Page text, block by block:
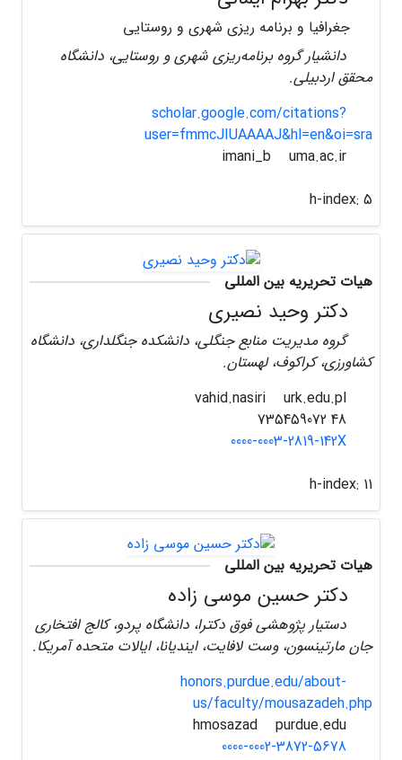
جغرافیا و برنامه ریزی شهری و روستایی
دانشیار گروه برنامه‌ریزی شهری و روستایی، دانشگاه
محقق اردبیلی.
scholar.google.com/citations?
user=fmmcJIUAAAAJ&hl=en&oi=sra
uma.ac.ir
h-index: 5
هیات تحریریه بین المللی
دکتر وحید نصیری
گروه مدیریت منابع جنگلی، دانشکده جنگلداری، دانشگاه
کشاورزی، کراکوف، لهستان.
urk.edu.pl
0000-0003-2819-142X
h-index: 11
هیات تحریریه بین المللی
دکتر حسین موسی زاده
دستیار پژوهشی فوق دکترا، دانشگاه پردو، کالج افتخاری
جان مارتینسون، وست لافایت، ایندیانا، ایالات متحده آمریکا.
honors.purdue.edu/about-
us/faculty/mousazadeh.php
purdue.edu
0000-0002-3872-5678